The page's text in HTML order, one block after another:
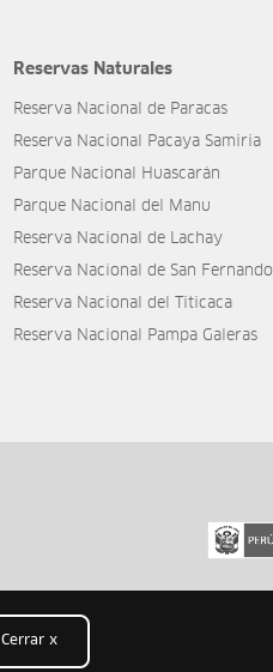
Reservas Naturales
Reserva Nacional de Paracas
Reserva Nacional Pacaya Samiria
Parque Nacional Huascarán
Parque Nacional del Manu
Reserva Nacional de Lachay
Reserva Nacional de San Fernando
Reserva Nacional del Titicaca
Reserva Nacional Pampa Galeras
Cerrar x